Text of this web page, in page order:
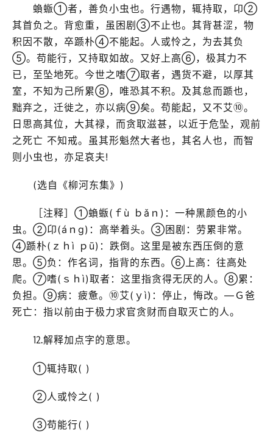
蝜蝂①者，善负小虫也。行遇物，辄持取，卬②
其首负之。背愈重，虽困剧③不止也。其背甚涩，物
积因不散，卒踬朴④不能起。人或怜之，为去其负
⑤。苟能行，又持取如故。又好上高⑥，极其力不
已，至坠地死。今世之嗜⑦取者，遇货不避，以厚其
室，不知为己所累⑧，唯恐其不积。及其怠而踬也，
黜弃之，迁徙之，亦以病⑨矣。苟能起，又不艾⑩。
日思高其位，大其禄，而贪取滋甚，以近于危坠，观前
之死亡 不知戒。虽其形魁然大者也，其名人也，而智
则小虫也，亦足哀夫!
(选自《柳河东集》)
［注释］①蝜蝂(ｆù ｂǎｎ)：一种黑颜色的小
虫。②卬(áｎɡ)：高举着头。③困剧：劳累非常。
④踬朴(ｚｈì ｐū)：跌倒。这里是被东西压倒的意
思。⑤负：作名词，指背的东西。⑥上高：往高处
爬。⑦嗜(ｓｈì)取者：这里指贪得无厌的人。⑧累：
负担。⑨病：疲惫。⑩艾(ｙì)：停止，悔改。—Ｇ爸
死亡：指以前由于极力求官贪财而自取灭亡的人。
⒓解释加点字的意思。
①辄持取( )
②人或怜之( )
③苟能行( )